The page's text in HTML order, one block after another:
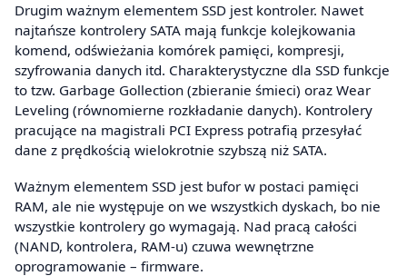
Drugim ważnym elementem SSD jest kontroler. Nawet
najtańsze kontrolery SATA mają funkcje kolejkowania
komend, odświeżania komórek pamięci, kompresji,
szyfrowania danych itd. Charakterystyczne dla SSD funkcje
to tzw. Garbage Gollection (zbieranie śmieci) oraz Wear
Leveling (równomierne rozkładanie danych). Kontrolery
pracujące na magistrali PCI Express potrafią przesyłać
dane z prędkością wielokrotnie szybszą niż SATA.
Ważnym elementem SSD jest bufor w postaci pamięci
RAM, ale nie występuje on we wszystkich dyskach, bo nie
wszystkie kontrolery go wymagają. Nad pracą całości
(NAND, kontrolera, RAM-u) czuwa wewnętrzne
oprogramowanie – firmware.